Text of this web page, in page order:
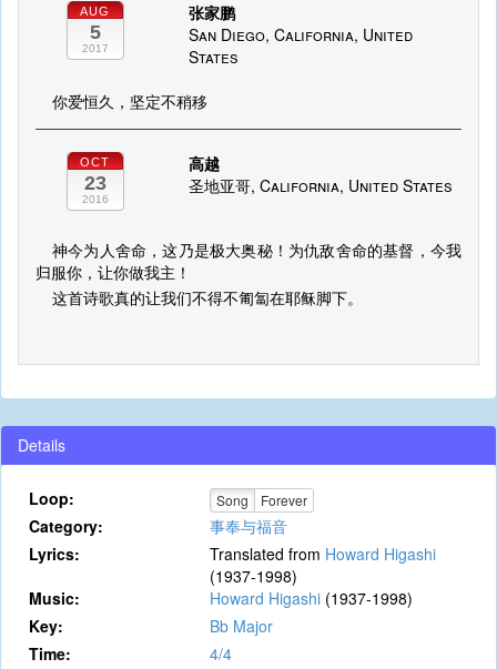
AUG
5
2017
张家鹏
San Diego, California, United
States
你爱恒久，坚定不稍移
OCT
23
2016
高越
圣地亚哥, California, United States
神今为人舍命，这乃是极大奥秘！为仇敌舍命的基督，今我
归服你，让你做我主！
这首诗歌真的让我们不得不匍匐在耶稣脚下。
Details
Loop: Song Forever
Category:
事奉与福音
Lyrics:
Translated from Howard Higashi
(1937-1998)
Music:
Howard Higashi (1937-1998)
Key:
Bb Major
Time:
4/4